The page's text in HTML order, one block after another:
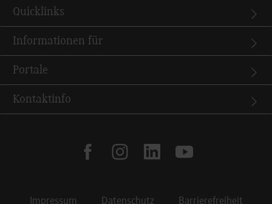
Quicklinks
Informationen für
Portale
Kontaktinfo
facebookinstagramlinkedin youtube